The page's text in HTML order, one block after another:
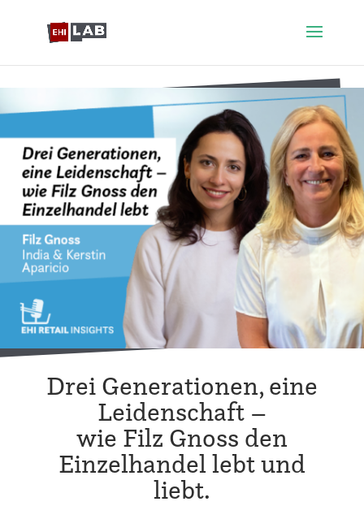
Drei Generationen, eine
Leidenschaft –
wie Filz Gnoss den
Einzelhandel lebt und
liebt.